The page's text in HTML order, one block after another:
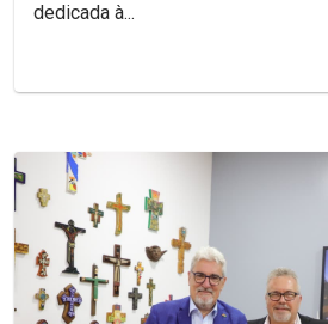
dedicada à...